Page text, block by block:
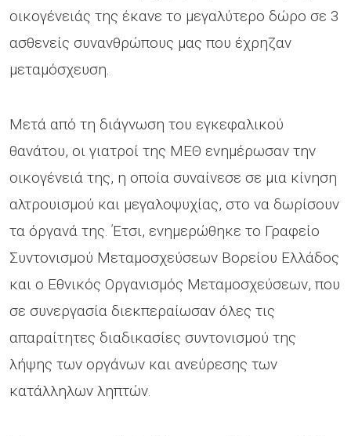
οικογένειάς της έκανε το μεγαλύτερο δώρο σε 3
ασθενείς συνανθρώπους μας που έχρηζαν
μεταμόσχευση.
Μετά από τη διάγνωση του εγκεφαλικού
θανάτου, οι γιατροί της ΜΕΘ ενημέρωσαν την
οικογένειά της, η οποία συναίνεσε σε μια κίνηση
αλτρουισμού και μεγαλοψυχίας, στο να δωρίσουν
τα όργανά της. Έτσι, ενημερώθηκε το Γραφείο
Συντονισμού Μεταμοσχεύσεων Βορείου Ελλάδος
και ο Εθνικός Οργανισμός Μεταμοσχεύσεων, που
σε συνεργασία διεκπεραίωσαν όλες τις
απαραίτητες διαδικασίες συντονισμού της
λήψης των οργάνων και ανεύρεσης των
κατάλληλων ληπτών.